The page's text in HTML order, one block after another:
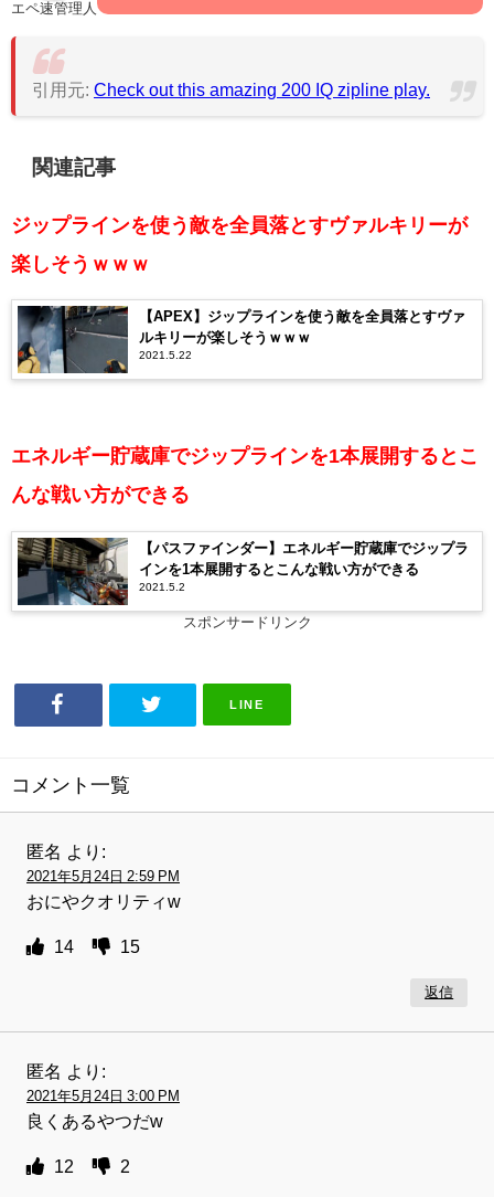
エペ速管理人
引用元: Check out this amazing 200 IQ zipline play.
関連記事
ジップラインを使う敵を全員落とすヴァルキリーが
楽しそうｗｗｗ
【APEX】ジップラインを使う敵を全員落とすヴァ
ルキリーが楽しそうｗｗｗ
2021.5.22
エネルギー貯蔵庫でジップラインを1本展開するとこ
んな戦い方ができる
【パスファインダー】エネルギー貯蔵庫でジップラ
インを1本展開するとこんな戦い方ができる
2021.5.2
スポンサードリンク
LINE
コメント一覧
匿名 より:
2021年5月24日 2:59 PM
おにやクオリティw
14 15
返信
匿名 より:
2021年5月24日 3:00 PM
良くあるやつだ‪w
12 2